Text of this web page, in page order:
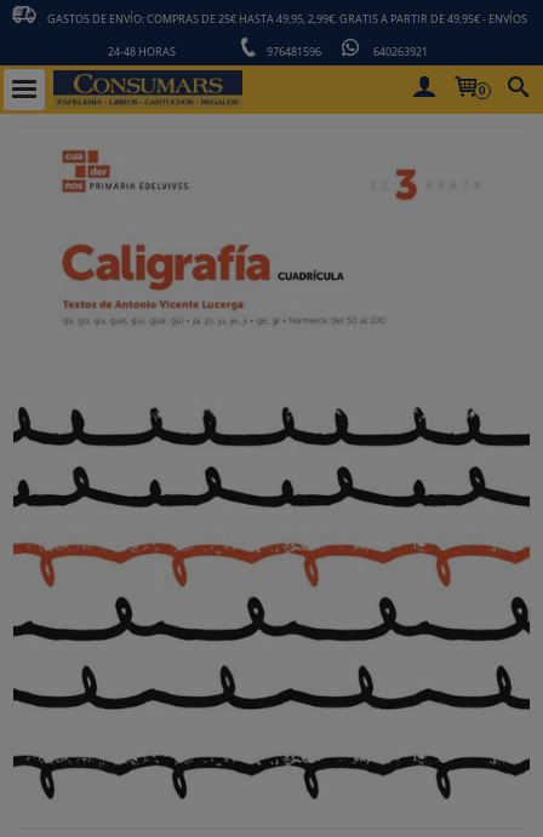
GASTOS DE ENVÍO: COMPRAS DE 25€ HASTA 49,95, 2,99€. GRATIS A PARTIR DE 49,95€ - ENVÍOS
24-48 HORAS 976481596 640263921
0